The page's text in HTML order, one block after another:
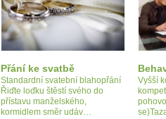
Přání ke svatbě
Standardní svatební blahopřání
Řiďte loďku štěstí svého do
přístavu manželského,
kormidlem směr udáv…
Vyšší